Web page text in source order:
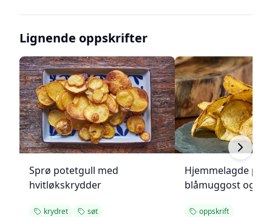
Lignende oppskrifter
Sprø potetgull med
hvitløkskrydder
krydret søt
Hjemmelagde
blåmuggost og
oppskrift